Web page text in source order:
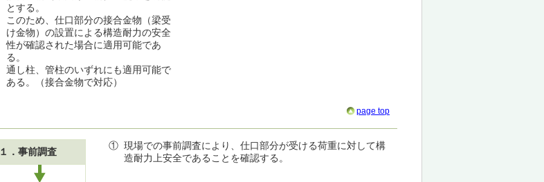
とする。
このため、仕口部分の接合金物（梁受
け金物）の設置による構造耐力の安全
性が確認された場合に適用可能であ
る。
通し柱、管柱のいずれにも適用可能で
ある。（接合金物で対応）
page top
１．事前調査
① 現場での事前調査により、仕口部分が受ける荷重に対して構
造耐力上安全であることを確認する。